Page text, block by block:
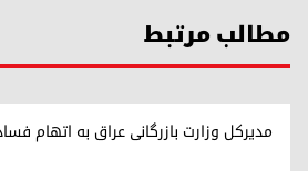
مطالب مرتبط
مدیرکل وزارت بازرگانی عراق به اتهام